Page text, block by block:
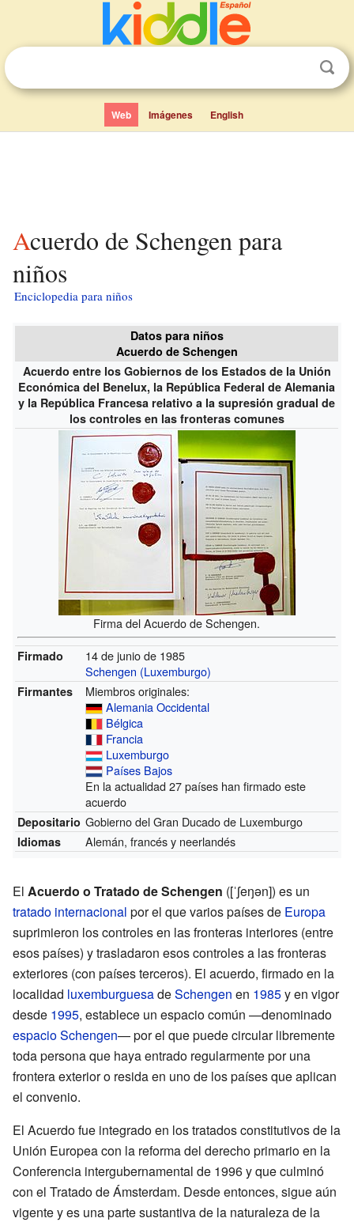
Web Imágenes English
Acuerdo de Schengen para
niños
Enciclopedia para niños
Datos para niños
Acuerdo de Schengen
Acuerdo entre los Gobiernos de los Estados de la Unión
Económica del Benelux, la República Federal de Alemania
y la República Francesa relativo a la supresión gradual de
los controles en las fronteras comunes
Firma del Acuerdo de Schengen.
Firmado
14 de junio de 1985
Schengen (Luxemburgo)
Firmantes
Miembros originales:
Alemania Occidental
Bélgica
Francia
Luxemburgo
Países Bajos
En la actualidad 27 países han firmado este
acuerdo
Depositario Gobierno del Gran Ducado de Luxemburgo
Idiomas Alemán, francés y neerlandés
El Acuerdo o Tratado de Schengen ([ˈʃeŋən]) es un
tratado internacional por el que varios países de Europa
suprimieron los controles en las fronteras interiores (entre
esos países) y trasladaron esos controles a las fronteras
exteriores (con países terceros). El acuerdo, firmado en la
localidad luxemburguesadeSchengen en 1985y en vigor
desde 1995, establece un espacio común —denominado
espacio Schengen— por el que puede circular libremente
toda persona que haya entrado regularmente por una
frontera exterior o resida en uno de los países que aplican
el convenio.
El Acuerdo fue integrado en los tratados constitutivos de la
Unión Europea con la reforma del derecho primario en la
Conferencia intergubernamental de 1996 y que culminó
con el Tratado de Ámsterdam. Desde entonces, sigue aún
vigente y es una parte sustantiva de la naturaleza de la